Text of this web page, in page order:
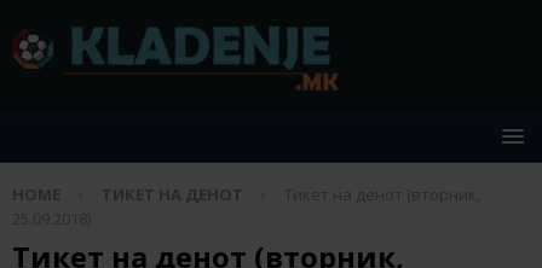
HOME ТИКЕТ НА ДЕНОТ
Тикет на денот (вторник,
25.09.2018)
Тикет на денот (вторник,